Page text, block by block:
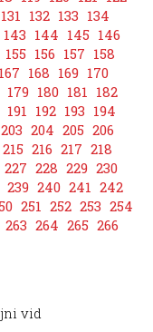
131 132 133 134
143 144 145 146
155 156 157 158
167 168 169 170
179 180 181 182
191 192 193 194
203 204 205 206
215 216 217 218
227 228 229 230
239 240 241 242
251 252 253 254
263 264 265 266
vid